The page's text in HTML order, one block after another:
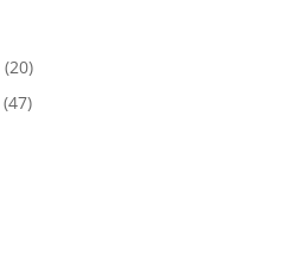
(20)
(47)